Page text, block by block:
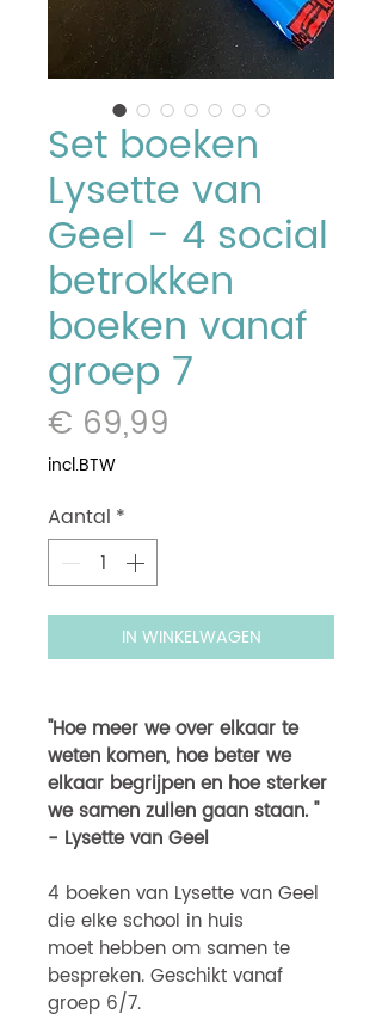
Set boeken
Lysette van
Geel - 4 social
betrokken
boeken vanaf
groep 7
€ 69,99
incl.BTW
Aantal *
IN WINKELWAGEN
"Hoe meer we over elkaar te
weten komen, hoe beter we
elkaar begrijpen en hoe sterker
we samen zullen gaan staan. "
- Lysette van Geel
4 boeken van Lysette van Geel
die elke school in huis
moet hebben om samen te
bespreken. Geschikt vanaf
groep 6/7.